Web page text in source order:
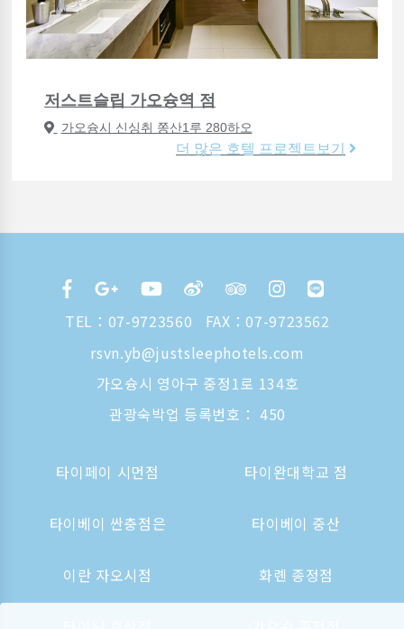
저스트슬립 가오슝역 점
가오슝시 신싱취 쫑산1루 280하오
더 많은 호텔 프로젝트보기
TEL： 07-9723560
FAX：07-9723562
rsvn.yb@justsleephotels.com
가오슝시 영아구 중정1로 134호
관광숙박업 등록번호： 450
타이페이 시먼점 타이완대학교 점
타이베이 싼충점은 타이베이 중산
이란 자오시점 화롄 종정점